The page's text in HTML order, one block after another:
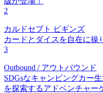
2
カルドセプト ビギンズ
カードとダイスを自在に操
3
Outbound / アウトバウンド
SDGsなキャンピングカー
を探索するアドベンチャー